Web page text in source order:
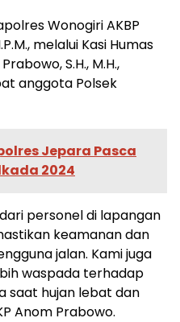
Wonogiri AKBP
melalui Kasi Humas
S.H., M.H.,
anggota Polsek
Jepara Pasca
2024
personel di lapangan
keamanan dan
jalan. Kami juga
waspada terhadap
saat hujan lebat dan
Anom Prabowo.